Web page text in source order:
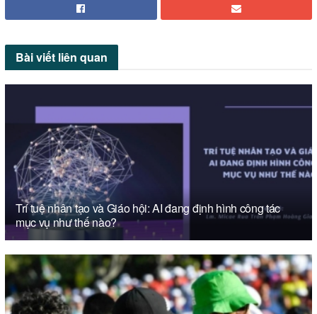
Bài viết liên quan
Trí tuệ nhân tạo và Giáo hội: AI đang định hình công tác
mục vụ như thế nào?